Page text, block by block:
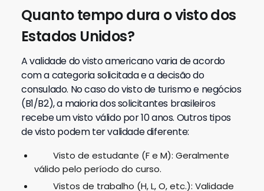
Quanto tempo dura o visto dos
Estados Unidos?
A validade do visto americano varia de acordo
com a categoria solicitada e a decisão do
consulado. No caso do visto de turismo e negócios
(B1/B2), a maioria dos solicitantes brasileiros
recebe um visto válido por 10 anos. Outros tipos
de visto podem ter validade diferente:
Visto de estudante (F e M): Geralmente
válido pelo período do curso.
Vistos de trabalho (H, L, O, etc.): Validade